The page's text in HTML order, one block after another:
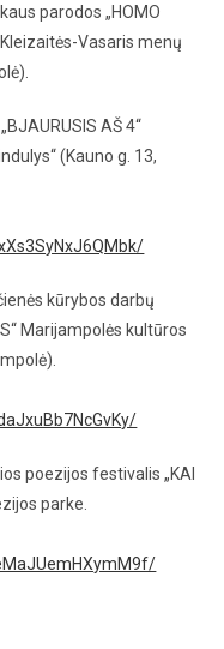
parodos „HOMO
Vasaris menų
AŠ 4“
(Kauno g. 13,
kūrybos darbų
Marijampolės kultūros
poezijos festivalis „KAI
parke.